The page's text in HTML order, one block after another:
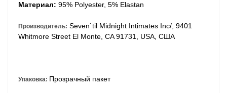
Материал: 95% Polyester, 5% Elastan
Производитель: Seven`til Midnight Intimates Inc/, 9401
Whitmore Street El Monte, CA 91731, USA, США
Упаковка: Прозрачный пакет